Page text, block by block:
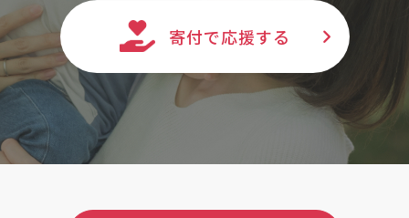
寄付で応援する